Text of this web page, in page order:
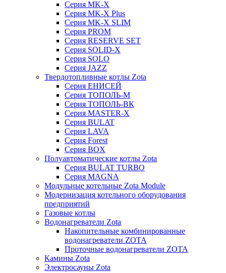
Серия MK-X
Серия MK-X Plus
Серия MK-X SLIM
Серия PROM
Серия RESERVE SET
Серия SOLID-X
Серия SOLO
Серия JAZZ
Твердотопливные котлы Zota
Серия ЕНИСЕЙ
Серия ТОПОЛЬ-М
Серия ТОПОЛЬ-ВК
Серия MASTER-X
Серия BULAT
Серия LAVA
Серия Forest
Серия BOX
Полуавтоматические котлы Zota
Серия BULAT TURBO
Серия MAGNA
Модульные котельные Zota Module
Модернизация котельного оборудования
предприятий
Газовые котлы
Водонагреватели Zota
Накопительные комбинированные
водонагреватели ZOTA
Проточные водонагреватели ZOTA
Камины Zota
Электросауны Zota